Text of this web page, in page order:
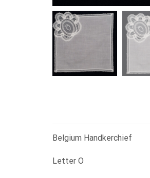
Belgium Handkerchief
Letter O